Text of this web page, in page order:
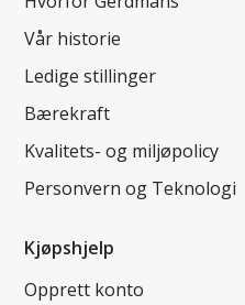
Vår historie
Ledige stillinger
Bærekraft
Kvalitets- og miljøpolicy
Personvern og Teknologi
Kjøpshjelp
Opprett konto